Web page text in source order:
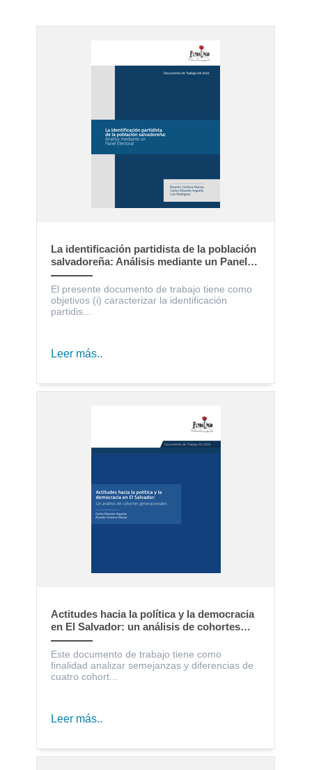
La identificación partidista de la población
salvadoreña: Análisis mediante un Panel
Electoral
El presente documento de trabajo tiene como
objetivos (i) caracterizar la identificación
partidis...
Leer más..
Actitudes hacia la política y la democracia
en El Salvador: un análisis de cohortes
generacionales
Este documento de trabajo tiene como
finalidad analizar semejanzas y diferencias de
cuatro cohort...
Leer más..